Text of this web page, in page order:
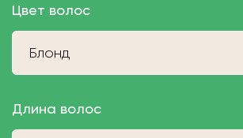
Цвет волос
Блонд
Длина волос